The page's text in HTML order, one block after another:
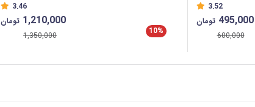
3.52
495,000 تومان
600,000
3.46
10%
1,210,000 تومان
1,350,000